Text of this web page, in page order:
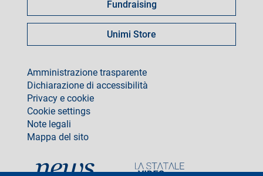
Fundraising
Unimi Store
footer
Amministrazione trasparente
Dichiarazione di accessibilità
Privacy e cookie
Cookie settings
Note legali
Mappa del sito
social